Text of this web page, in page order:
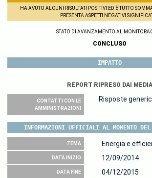
HA AVUTO ALCUNI RISULTATI POSITIVI ED È TUTTO
PRESENTA ASPETTI NEGATIVI
STATO DI AVANZAMENTO AL
CONCLUSO
IMPATTO
REPORT RIPRESO DAI MEDIA
CONTATTI CON LE
AMMINISTRAZIONI
Risposte
INFORMAZIONI UFFICIALI AL MOMENTO DEL
TEMA Energia e
DATA INIZIO 12/09/2014
DATA FINE 04/12/2015